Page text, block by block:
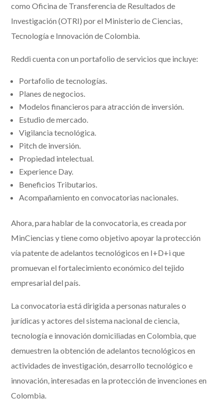
como Oficina de Transferencia de Resultados de
Investigación (OTRI) por el Ministerio de Ciencias,
Tecnología e Innovación de Colombia.
Reddi cuenta con un portafolio de servicios que incluye:
Portafolio de tecnologías.
Planes de negocios.
Modelos financieros para atracción de inversión.
Estudio de mercado.
Vigilancia tecnológica.
Pitch de inversión.
Propiedad intelectual.
Experience Day.
Beneficios Tributarios.
Acompañamiento en convocatorias nacionales.
Ahora, para hablar de la convocatoria, es creada por
MinCiencias y tiene como objetivo apoyar la protección
vía patente de adelantos tecnológicos en I+D+i que
promuevan el fortalecimiento económico del tejido
empresarial del país.
La convocatoria está dirigida a personas naturales o
jurídicas y actores del sistema nacional de ciencia,
tecnología e innovación domiciliadas en Colombia, que
demuestren la obtención de adelantos tecnológicos en
actividades de investigación, desarrollo tecnológico e
innovación, interesadas en la protección de invenciones en
Colombia.